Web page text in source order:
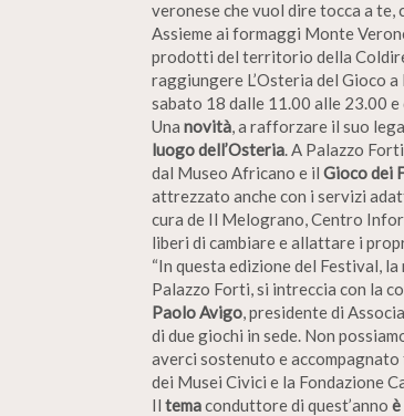
veronese che vuol dire tocca a te,
Assieme ai formaggi Monte
prodotti del territorio della
raggiungere L’Osteria del Gioco
sabato 18 dalle 11.00 alle 23.00
Una novità, a rafforzare il suo
luogo dell’Osteria. A Palazzo
dal Museo Africano e il Gioco dei
attrezzato anche con i servizi
cura de Il Melograno, Centro
liberi di cambiare e allattare i
“In questa edizione del Festival,
Palazzo Forti, si intreccia con la
Paolo Avigo, presidente di
di due giochi in sede. Non
averci sostenuto e
dei Musei Civici e la Fondazione
Il temaconduttore di quest’anno è